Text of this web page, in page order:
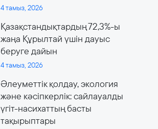
4 тамыз, 2026
Қазақстандықтардың 72,3%-ы
жаңа Құрылтай үшін дауыс
беруге дайын
4 тамыз, 2026
Әлеуметтік қолдау, экология
және кәсіпкерлік: сайлауалды
үгіт-насихаттың басты
тақырыптары